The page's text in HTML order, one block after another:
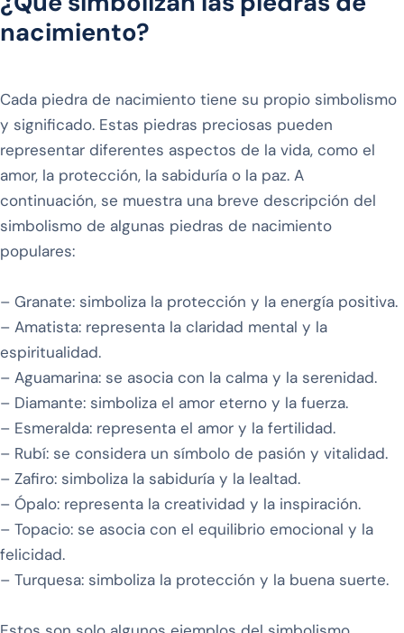
nacimiento?
Cada piedra de nacimiento tiene su propio simbolismo
y significado. Estas piedras preciosas pueden
representar diferentes aspectos de la vida, como el
amor, la protección, la sabiduría o la paz. A
continuación, se muestra una breve descripción del
simbolismo de algunas piedras de nacimiento
populares:
– Granate: simboliza la protección y la energía positiva.
– Amatista: representa la claridad mental y la
espiritualidad.
– Aguamarina: se asocia con la calma y la serenidad.
– Diamante: simboliza el amor eterno y la fuerza.
– Esmeralda: representa el amor y la fertilidad.
– Rubí: se considera un símbolo de pasión y vitalidad.
– Zafiro: simboliza la sabiduría y la lealtad.
– Ópalo: representa la creatividad y la inspiración.
– Topacio: se asocia con el equilibrio emocional y la
felicidad.
– Turquesa: simboliza la protección y la buena suerte.